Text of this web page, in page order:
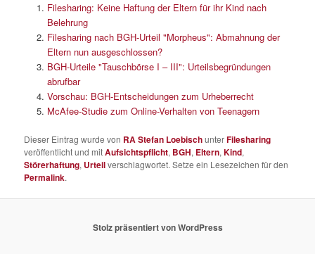
Filesharing: Keine Haftung der Eltern für ihr Kind nach
Belehrung
Filesharing nach BGH-Urteil "Morpheus": Abmahnung der
Eltern nun ausgeschlossen?
BGH-Urteile "Tauschbörse I – III": Urteilsbegründungen
abrufbar
Vorschau: BGH-Entscheidungen zum Urheberrecht
McAfee-Studie zum Online-Verhalten von Teenagern
Dieser Eintrag wurde von RA Stefan LoebischunterFilesharing
veröffentlicht und mitAufsichtspflicht, BGH, Eltern,Kind,
Störerhaftung, Urteilverschlagwortet. Setze ein Lesezeichen für den
Permalink.
Stolz präsentiert von WordPress